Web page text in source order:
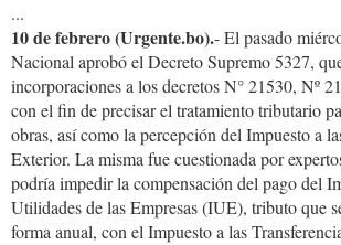
...
10 de febrero (Urgente.bo).- El pasado
Nacional aprobó el Decreto Supremo 5327,
incorporaciones a los decretos N° 21530, Nº
con el fin de precisar el tratamiento tributario
obras, así como la percepción del Impuesto a
Exterior. La misma fue cuestionada por
podría impedir la compensación del pago del
Utilidades de las Empresas (IUE), tributo que
forma anual, con el Impuesto a las